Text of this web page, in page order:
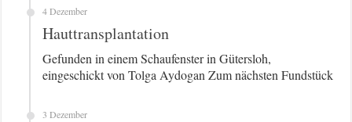
4 Dezember
Haut­trans­plan­ta­ti­on
Gefunden in einem Schaufenster in Gütersloh,
eingeschickt von Tolga Aydogan Zum nächsten Fundstück
3 Dezember